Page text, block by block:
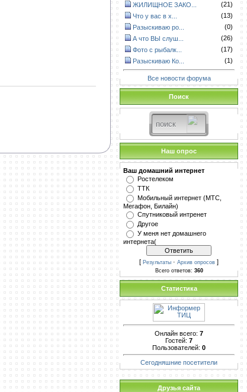
ЖИЛИЩНОЕ ЗАКО...
(21)
Что у вас в х...
(13)
Разыскиваю ро...
(0)
А что ВЫ слуш...
(26)
Фото с рыбалк...
(17)
Разыскиваю Ко...
(1)
Все новости форума
Поиск
Наш опрос
Ваш домашний интернет
Ростелеком
ТТК
Мобильный интернет (МТС,
Мегафон, Билайн)
Спутниковый интренет
Другое
У меня нет домашнего
интернета(
[ Результаты · Архив опросов ]
Всего ответов: 360
Статистика
Онлайн всего: 7
Гостей: 7
Пользователей: 0
Сегодняшние посетители
Друзья сайта